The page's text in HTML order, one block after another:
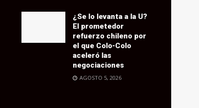
¿Se lo levanta a la U?
El prometedor
refuerzo chileno por
el que Colo-Colo
aceleró las
negociaciones
AGOSTO 5, 2026